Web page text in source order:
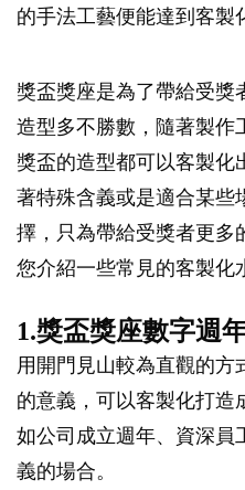
的手法工藝便能達到客製
獎盃獎座是為了帶給受獎
造型多不勝數，隨著製作
獎盃的造型都可以客製化
著特殊含義或是適合某些
擇，只為帶給受獎者更多
您介紹一些常見的客製化
1.獎盃獎座數字週
用開門見山較為直觀的方
的意義，可以客製化打造
如公司成立週年、資深員
義的場合。